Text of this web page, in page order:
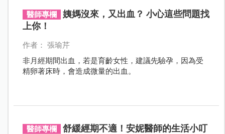
醫師專欄
姨媽沒來，又出血？ 小心這些問題找
上你！
作者： 張瑜芹
非月經期間出血，若是育齡女性，建議先驗孕，因為受
精卵著床時，會造成微量的出血。
醫師專欄
舒緩經期不適！安妮醫師的生活小叮